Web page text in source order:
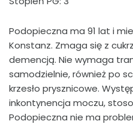
Podopieczna ma 91 lat i
Konstanz. Zmaga się z
demencją. Nie wymaga
samodzielnie, również po
krzesło prysznicowe.
inkontynencja moczu,
Podopieczna nie ma